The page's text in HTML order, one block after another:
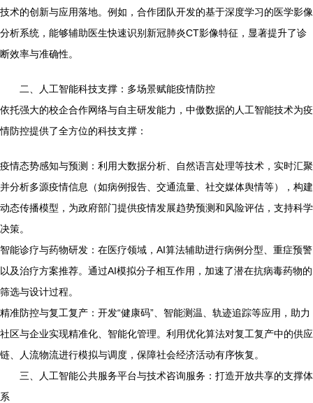
技术的创新与应用落地。例如，合作团队开发的基于深度学习的医学影像
分析系统，能够辅助医生快速识别新冠肺炎CT影像特征，显著提升了诊
断效率与准确性。
二、人工智能科技支撑：多场景赋能疫情防控
依托强大的校企合作网络与自主研发能力，中傲数据的人工智能技术为疫
情防控提供了全方位的科技支撑：
疫情态势感知与预测：利用大数据分析、自然语言处理等技术，实时汇聚
并分析多源疫情信息（如病例报告、交通流量、社交媒体舆情等），构建
动态传播模型，为政府部门提供疫情发展趋势预测和风险评估，支持科学
决策。
智能诊疗与药物研发：在医疗领域，AI算法辅助进行病例分型、重症预警
以及治疗方案推荐。通过AI模拟分子相互作用，加速了潜在抗病毒药物的
筛选与设计过程。
精准防控与复工复产：开发“健康码”、智能测温、轨迹追踪等应用，助力
社区与企业实现精准化、智能化管理。利用优化算法对复工复产中的供应
链、人流物流进行模拟与调度，保障社会经济活动有序恢复。
三、人工智能公共服务平台与技术咨询服务：打造开放共享的支撑体
系